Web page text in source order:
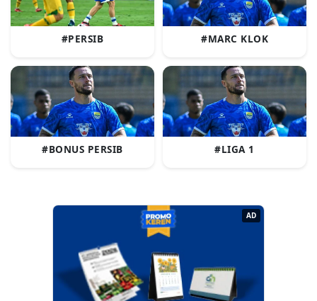
#PERSIB #MARC KLOK
#BONUS PERSIB #LIGA 1
AD